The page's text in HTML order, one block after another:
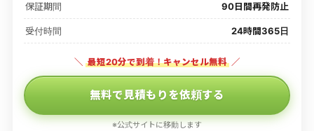
保証期間 90日間再発防止
受付時間 24時間365日
＼ 最短20分で到着！キャンセル無料 ／
無料で見積もりを依頼する
※公式サイトに移動します